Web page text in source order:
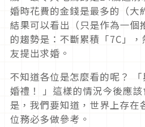
婚時花費的金錢是最多的（
結果可以看出（只是作為一個
的趨勢是：不斷累積「7C」
友提出求婚。
不知道各位是怎麼看的呢？
婚禮！ 」這樣的情況今後應
是，我們要知道，世界上存在
位務必多做參考。